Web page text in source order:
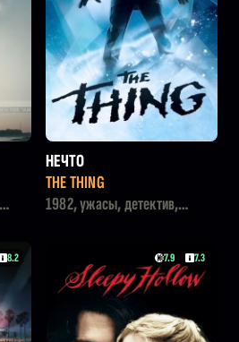
НЕЧТО
THE THING
1982, ужасы, детектив,
8.2 7.9 7.3